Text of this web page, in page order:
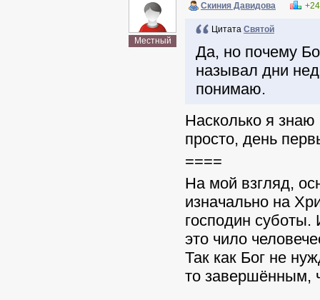
Местный
Скиния Давидова +24
Цитата Святой
Да, но почему
называл дни
понимаю.
Насколько я
просто, день
====
На мой взгляд,
изначально на
господин
это чило
Так как Бог не
то завершённым,